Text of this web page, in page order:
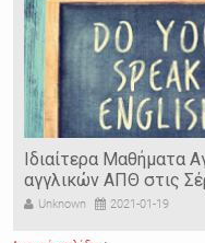
Ιδιαίτερα Μαθήματα
αγγλικών ΑΠΘ στις
Unknown 2021-01-19
Serres Racing Circuit
Panserraikos FC
Ikaroi B.C.